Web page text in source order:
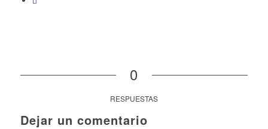
0
RESPUESTAS
Dejar un comentario